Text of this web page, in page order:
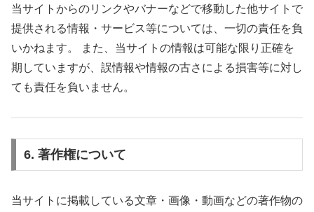
当サイトからのリンクやバナーなどで移動した他サイトで
提供される情報・サービス等については、一切の責任を負
いかねます。 また、当サイトの情報は可能な限り正確を
期していますが、誤情報や情報の古さによる損害等に対し
ても責任を負いません。
6. 著作権について
当サイトに掲載している文章・画像・動画などの著作物の